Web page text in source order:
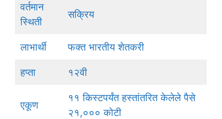
वर्तमान
स्थिती
सक्रिय
लाभार्थी फक्त भारतीय शेतकरी
हप्ता १२वी
एकूण
११ किस्टपर्यंत हस्तांतरित केलेले पैसे
२१,००० कोटी